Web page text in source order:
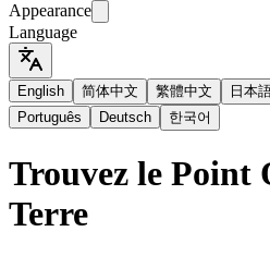
Appearance
Language
English 简体中文 繁體中文 日本
Português
Deutsch 한국어
Trouvez le Point
Terre